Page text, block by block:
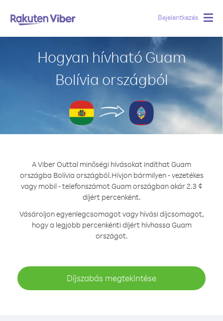
Bejelentkezés
Hogyan hívható Guam
Bolívia országból
A Viber Outtal minőségi hívásokat indíthat Guam
országba Bolívia országból.Hívjon bármilyen - vezetékes
vagy mobil - telefonszámot Guam országban akár 2.3 ¢
díjért percenként.
Vásároljon egyenlegcsomagot vagy hívási díjcsomagot,
hogy a legjobb percenkénti díjért hívhassa Guam
országot.
Díjszabás megtekintése